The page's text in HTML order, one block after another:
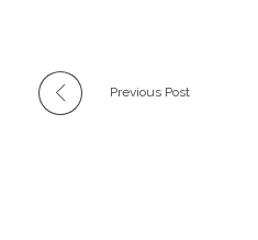
Previous Post